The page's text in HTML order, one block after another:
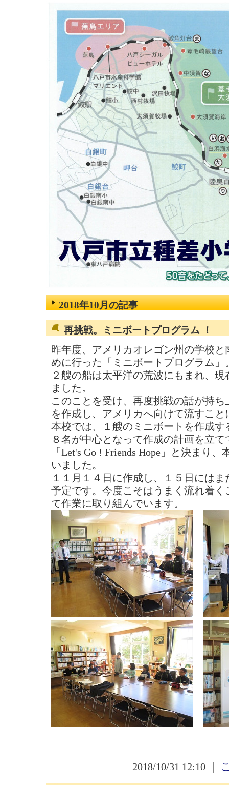
2018年10月の記事
再挑戦。ミニボートプログラム ！
昨年度、アメリカオレゴン州の学校
めに行った「ミニボートプログラム
２艘の船は太平洋の荒波にもまれ、
ました。
このことを受け、再度挑戦の話が持
を作成し、アメリカへ向けて流すこと
本校では、１艘のミニボートを作成
８名が中心となって作成の計画を立
「Let's Go ! Friends Hope」と決まり
いました。
１１月１４日に作成し、１５日には
予定です。今度こそはうまく流れ着
て作業に取り組んでいます。
2018/10/31 12:10 ｜